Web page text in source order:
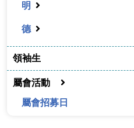
明
德
領袖生
屬會活動
屬會招募日